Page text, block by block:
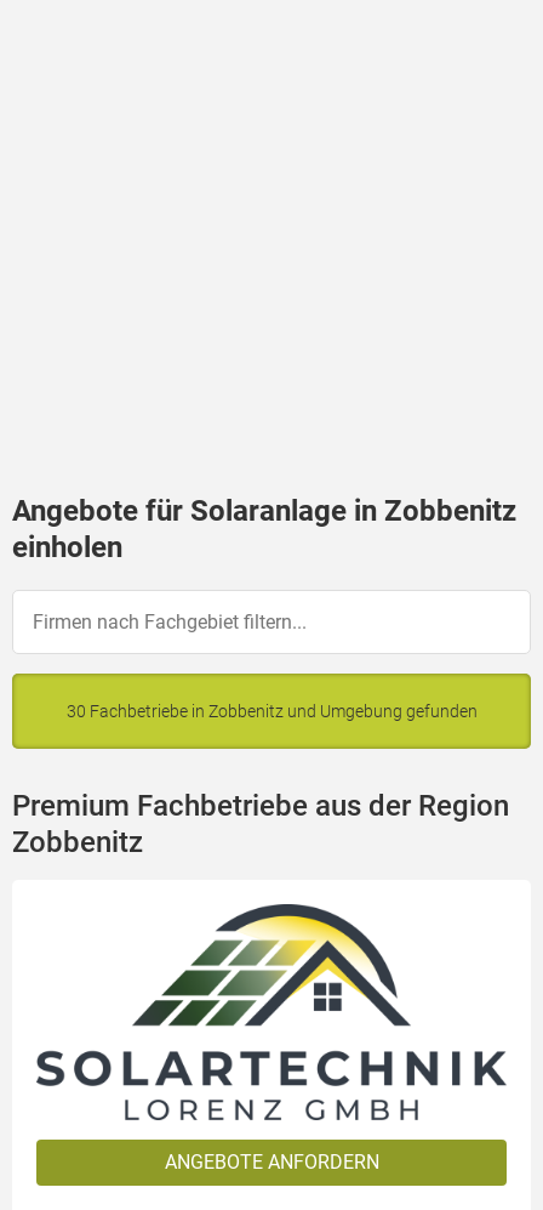
Angebote für Solaranlage in Zobbenitz
einholen
30 Fachbetriebe in Zobbenitz und Umgebung gefunden
Premium Fachbetriebe aus der Region
Zobbenitz
ANGEBOTE ANFORDERN